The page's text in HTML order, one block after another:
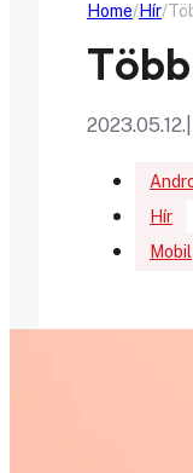
Home Hír
2023.05.12.
Hír
Mobil